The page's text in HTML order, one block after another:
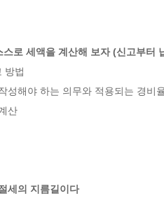
로 세액을 계산해 보자 (신고부터
방법
성해야 하는 의무와 적용되는 경비
산
세의 지름길이다